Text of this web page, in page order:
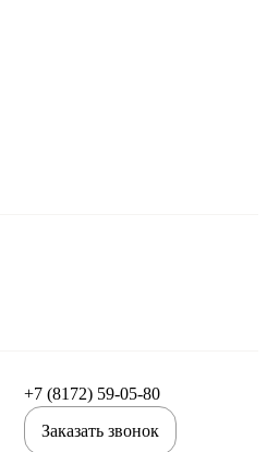
+7 (8172) 59-05-80
Заказать звонок